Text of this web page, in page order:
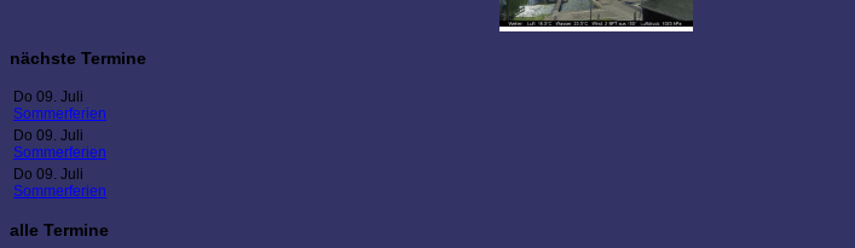
nächste Termine
Do 09. Juli
Sommerferien
Do 09. Juli
Sommerferien
Do 09. Juli
Sommerferien
alle Termine